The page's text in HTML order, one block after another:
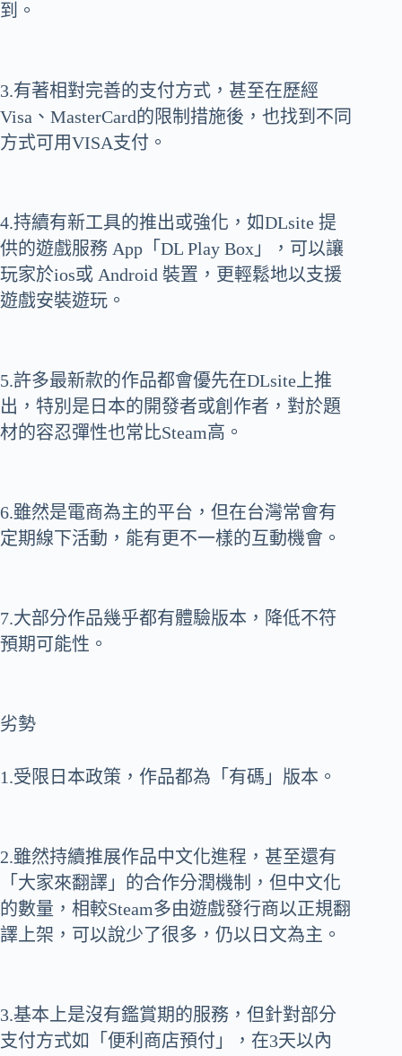
到。
3.有著相對完善的支付方式，甚至在歷經
Visa、MasterCard的限制措施後，也找到不同
方式可用VISA支付。
4.持續有新工具的推出或強化，如DLsite 提
供的遊戲服務 App「DL Play Box」，可以讓
玩家於ios或 Android 裝置，更輕鬆地以支援
遊戲安裝遊玩。
5.許多最新款的作品都會優先在DLsite上推
出，特別是日本的開發者或創作者，對於題
材的容忍彈性也常比Steam高。
6.雖然是電商為主的平台，但在台灣常會有
定期線下活動，能有更不一樣的互動機會。
7.大部分作品幾乎都有體驗版本，降低不符
預期可能性。
劣勢
1.受限日本政策，作品都為「有碼」版本。
2.雖然持續推展作品中文化進程，甚至還有
「大家來翻譯」的合作分潤機制，但中文化
的數量，相較Steam多由遊戲發行商以正規翻
譯上架，可以說少了很多，仍以日文為主。
3.基本上是沒有鑑賞期的服務，但針對部分
支付方式如「便利商店預付」，在3天以內